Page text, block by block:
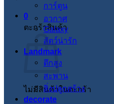
0
ตะกร้าสินค้า
ไม่มีสินค้าในตะกร้า
การ์ตูน
อวกาศ
Galaxy
สัตว์น่ารัก
Landmark
ตึกสูง
สะพาน
สิ่งปลูกสร้าง
decorate